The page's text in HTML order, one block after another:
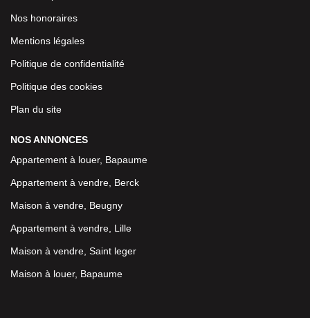
Nos honoraires
Mentions légales
Politique de confidentialité
Politique des cookies
Plan du site
NOS ANNONCES
Appartement à louer, Bapaume
Appartement à vendre, Berck
Maison à vendre, Beugny
Appartement à vendre, Lille
Maison à vendre, Saint leger
Maison à louer, Bapaume